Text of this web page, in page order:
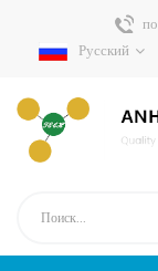
Русский